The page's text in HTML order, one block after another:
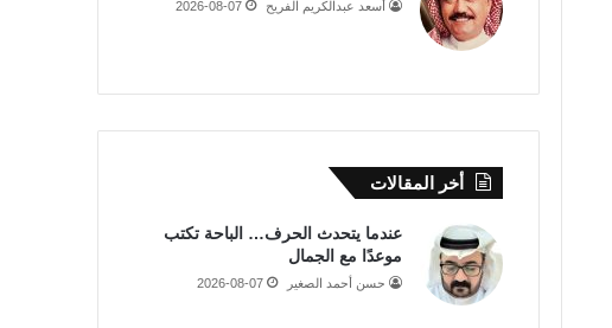
أسعد عبدالكريم الفريح 2026-08-07
أخر المقالات
عندما يتحدث الحرف… الباحة تكتب
موعدًا مع الجمال
حسن أحمد الصغير 2026-08-07